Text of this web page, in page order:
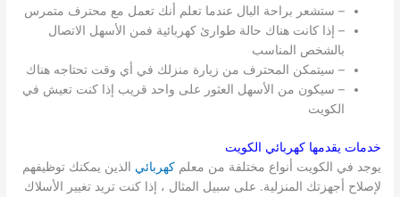
– ستشعر براحة البال عندما تعلم أنك تعمل مع محترف متمرس
– إذا كانت هناك حالة طوارئ كهربائية فمن الأسهل الاتصال
بالشخص المناسب
– سيتمكن المحترف من زيارة منزلك في أي وقت تحتاجه هناك
– سيكون من الأسهل العثور على واحد قريب إذا كنت تعيش في
الكويت
خدمات يقدمها كهربائي الكويت
يوجد في الكويت أنواع مختلفة من معلمكهربائي الذين يمكنك توظيفهم
لإصلاح أجهزتك المنزلية. على سبيل المثال ، إذا كنت تريد تغيير الأسلاك